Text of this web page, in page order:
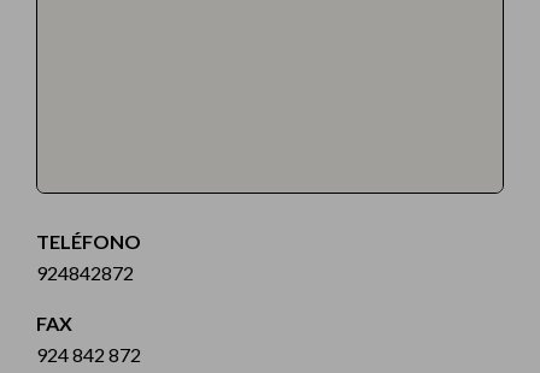
TELÉFONO
924842872
FAX
924 842 872